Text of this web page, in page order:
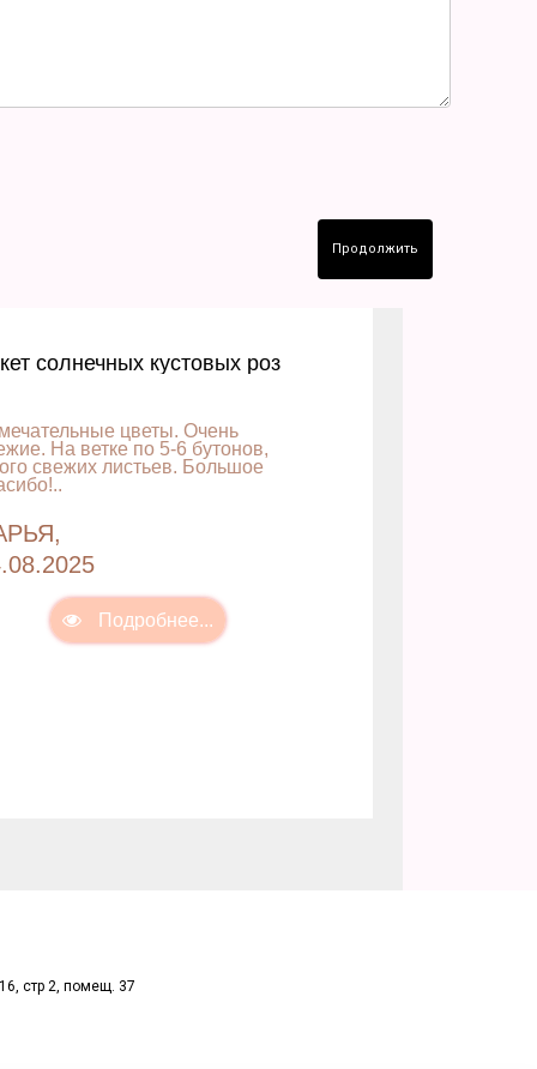
Продолжить
солнечных кустовых роз
цветы. Очень
На ветке по 5-6 бутонов,
свежих листьев. Большое
стр 2, помещ. 37